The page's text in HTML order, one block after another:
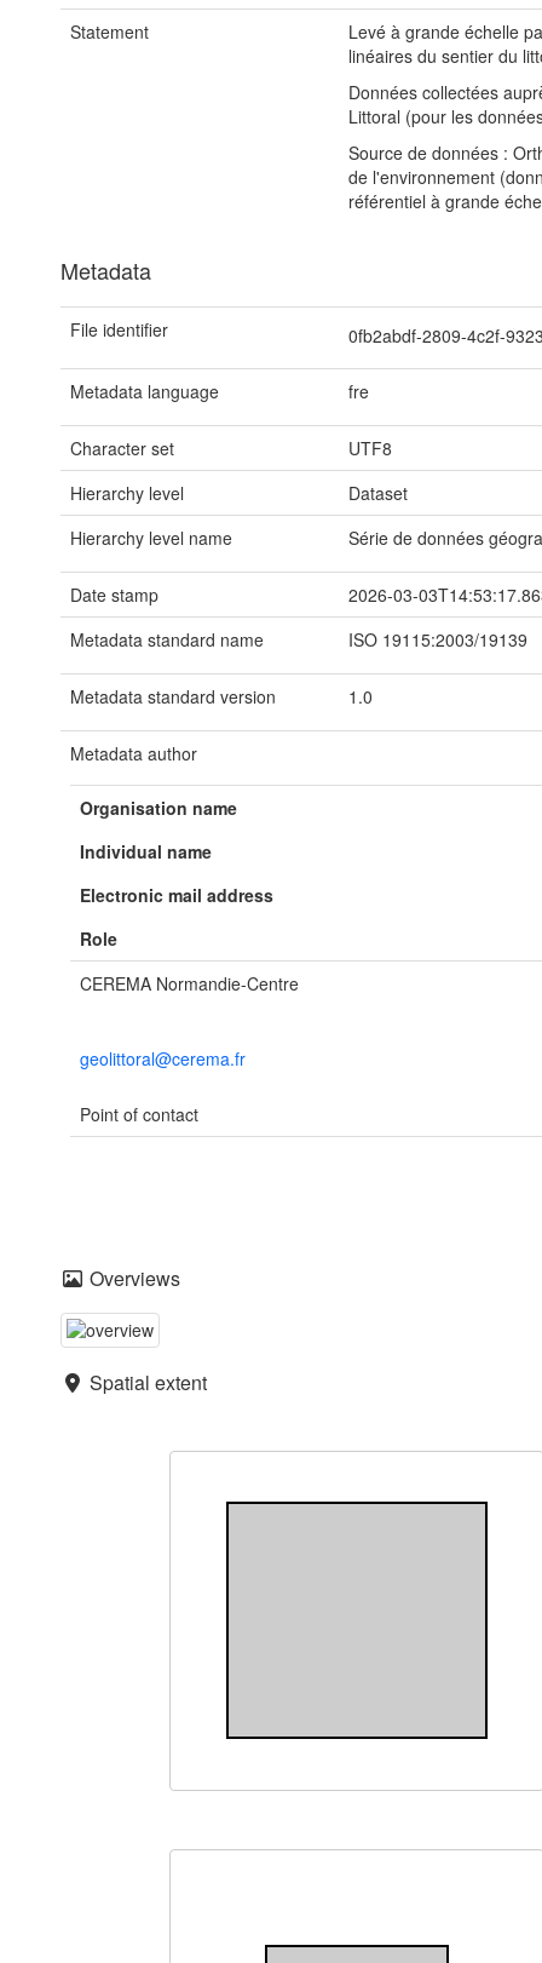
Statement
Levé à grande échelle
linéaires du sentier du
Données collectées
Littoral (pour les
Source de données :
de l'environnement
référentiel à grande
Metadata
File identifier 0fb2abdf-2809-4c2f-
Metadata language fre
Character set
UTF8
Hierarchy level
Dataset
Hierarchy level name
Série de données
Date stamp
2026-03-
Metadata standard name
ISO 19115:2003/19139
Metadata standard version 1.0
Metadata author
Organisation name
Individual name
Electronic mail address
Role
CEREMA Normandie-Centre
geolittoral@cerema.fr
Point of contact
Overviews
Spatial extent